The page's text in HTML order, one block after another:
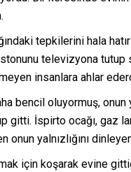
tepkilerini hala
televizyona tutup
insanlara ahlar
bencil oluyormuş, onun
gitti. İspirto ocağı, gaz
onun yalnızlığını
için koşarak evine